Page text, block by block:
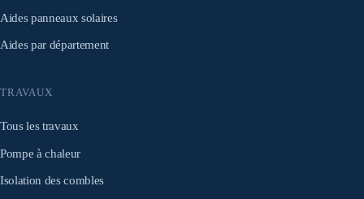
Aides panneaux solaires
Aides par département
TRAVAUX
Tous les travaux
Pompe à chaleur
Isolation des combles